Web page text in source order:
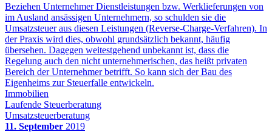
Beziehen Unternehmer Dienstleistungen bzw. Werklieferungen von
im Ausland ansässigen Unternehmern, so schulden sie die
Umsatzsteuer aus diesen Leistungen (Reverse-Charge-Verfahren). In
der Praxis wird dies, obwohl grundsätzlich bekannt, häufig
übersehen. Dagegen weitestgehend unbekannt ist, dass die
Regelung auch den nicht unternehmerischen, das heißt privaten
Bereich der Unternehmer betrifft. So kann sich der Bau des
Eigenheims zur Steuerfalle entwickeln.
Immobilien
Laufende Steuerberatung
Umsatzsteuerberatung
11. September 2019